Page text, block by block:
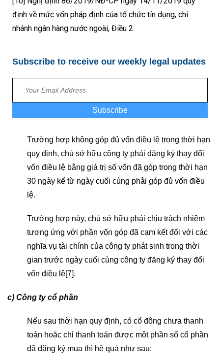
định về mức vốn pháp định của tổ chức tín dụng, chi
nhánh ngân hàng nước ngoài, Điều 2.
Subscribe to receive our weekly legal updates
Subscribe
Trường hợp không góp đủ vốn điều lệ trong thời hạn
quy định, chủ sở hữu công ty phải đăng ký thay đổi
vốn điều lệ bằng giá trị số vốn đã góp trong thời hạn
30 ngày kể từ ngày cuối cùng phải góp đủ vốn điều
lệ.
Trường hợp này, chủ sở hữu phải chịu trách nhiệm
tương ứng với phần vốn góp đã cam kết đối với các
nghĩa vụ tài chính của công ty phát sinh trong thời
gian trước ngày cuối cùng công ty đăng ký thay đổi
vốn điều lệ[7].
c) Công ty cổ phần
Nếu sau thời hạn quy định, có cổ đông chưa thanh
toán hoặc chỉ thanh toán được một phần số cổ phần
đã đăng ký mua thì hệ quả như sau: